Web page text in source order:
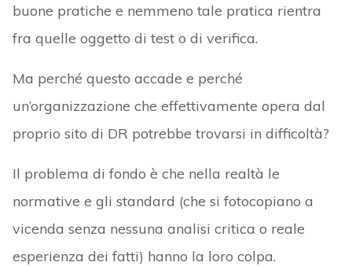
buone pratiche e nemmeno tale pratica rientra
fra quelle oggetto di test o di verifica.
Ma perché questo accade e perché
un’organizzazione che effettivamente opera dal
proprio sito di DR potrebbe trovarsi in difficoltà?
Il problema di fondo è che nella realtà le
normative e gli standard (che si fotocopiano a
vicenda senza nessuna analisi critica o reale
esperienza dei fatti) hanno la loro colpa.